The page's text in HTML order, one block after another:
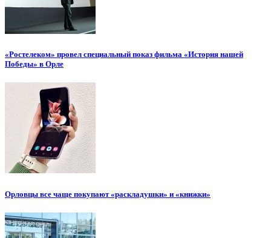
«Ростелеком» провел специальный показ фильма «История нашей
Победы» в Орле
Орловцы все чаще покупают «раскладушки» и «книжки»